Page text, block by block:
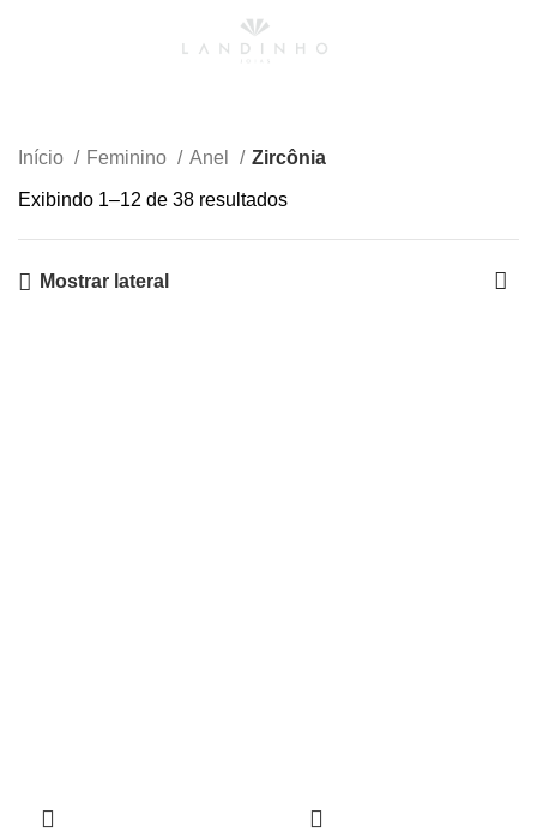
Início Feminino Anel Zircônia
Exibindo 1–12 de 38 resultados
Mostrar lateral